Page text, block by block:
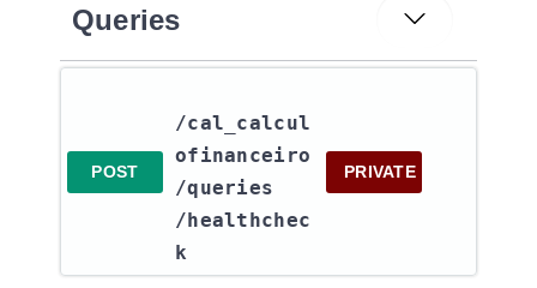
Queries
POST
/cal_calcul
ofinanceiro​
/queries​
/healthchec
k
PRIVATE